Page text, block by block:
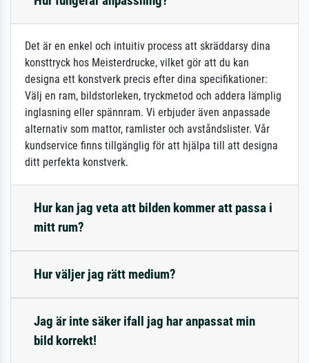
Det är en enkel och intuitiv process att skräddarsy dina
konsttryck hos Meisterdrucke, vilket gör att du kan
designa ett konstverk precis efter dina specifikationer:
Välj en ram, bildstorleken, tryckmetod och addera lämplig
inglasning eller spännram. Vi erbjuder även anpassade
alternativ som mattor, ramlister och avståndslister. Vår
kundservice finns tillgänglig för att hjälpa till att designa
ditt perfekta konstverk.
Hur kan jag veta att bilden kommer att passa i
mitt rum?
Hur väljer jag rätt medium?
Jag är inte säker ifall jag har anpassat min
bild korrekt!